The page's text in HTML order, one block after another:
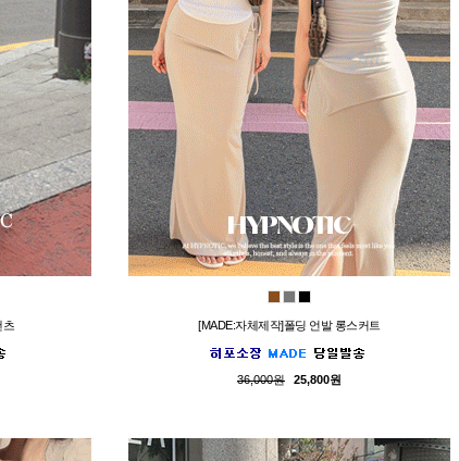
츠 [MADE:자체제작]폴딩 언발 롱스커트
36,000원 25,800원